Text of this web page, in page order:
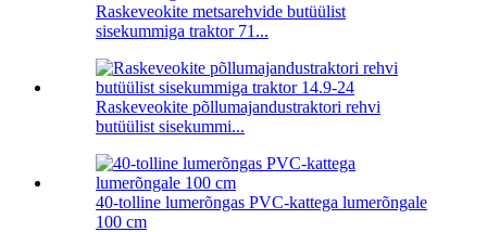
Raskeveokite metsarehvide butüülist
sisekummiga traktor 71...
Raskeveokite põllumajandustraktori rehvi
butüülist sisekummi...
40-tolline lumerõngas PVC-kattega lumerõngale
100 cm